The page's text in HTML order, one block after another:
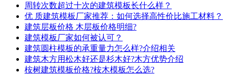
周转次数超过十次的建筑模板长什么样？
优 质建筑模板厂家推荐：如何选择高性价比施工材料？
建筑层板价格 木层板价格明细?
建筑模板厂家如何被认可？
建筑圆柱模板的承重量力怎么样?介绍相关
建筑木方用松木好还是杉木好?木方优势介绍
桉树建筑模板价格?桉木模板怎么选?